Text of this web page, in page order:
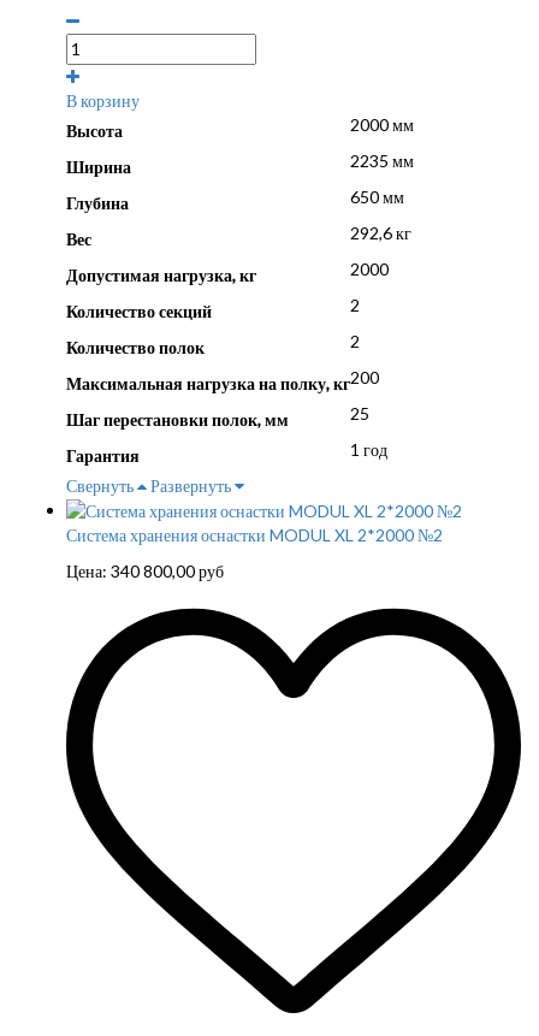
В корзину
Высота
2000 мм
Ширина 2235 мм
Глубина 650 мм
Вес 292,6 кг
Допустимая нагрузка, кг 2000
Количество секций 2
Количество полок 2
Максимальная нагрузка на полку, кг200
Шаг перестановки полок, мм 25
Гарантия
1 год
Свернуть
Развернуть
Система хранения оснастки MODUL XL 2*2000 №2
Цена: 340 800,00руб